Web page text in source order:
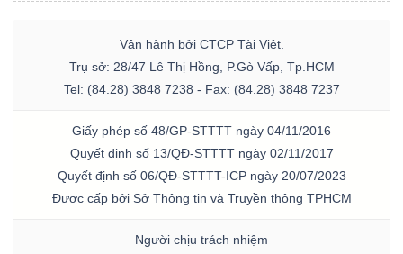
Vận hành bởi CTCP Tài Việt.
Trụ sở: 28/47 Lê Thị Hồng, P.Gò Vấp, Tp.HCM
Tel: (84.28) 3848 7238 - Fax: (84.28) 3848 7237
Giấy phép số 48/GP-STTTT ngày 04/11/2016
Quyết định số 13/QĐ-STTTT ngày 02/11/2017
Quyết định số 06/QĐ-STTTT-ICP ngày 20/07/2023
Được cấp bởi Sở Thông tin và Truyền thông TPHCM
Người chịu trách nhiệm